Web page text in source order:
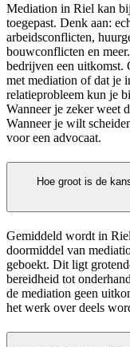
Mediation in Riel kan
toegepast. Denk aan:
arbeidsconflicten,
bouwconflicten en
bedrijven een
met mediation of dat je
relatieprobleem kun je
Wanneer je zeker weet
Wanneer je wilt
voor een advocaat.
Hoe groot is de
Gemiddeld wordt in
doormiddel van
geboekt. Dit ligt
bereidheid tot
de mediation geen
het werk over deels